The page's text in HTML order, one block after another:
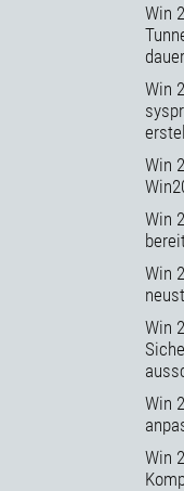
Win
Win
Win
Win
Win
Win
Win
Win